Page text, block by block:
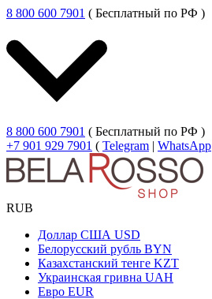
8 800 600 7901 ( Бесплатный по РФ )
8 800 600 7901 ( Бесплатный по РФ )
+7 901 929 7901 ( Telegram | WhatsApp
RUB
Доллар США USD
Белорусский рубль BYN
Казахстанский тенге KZT
Украинская гривна UAH
Евро EUR